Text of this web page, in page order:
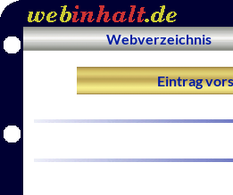
Webverzeichnis
Eintrag